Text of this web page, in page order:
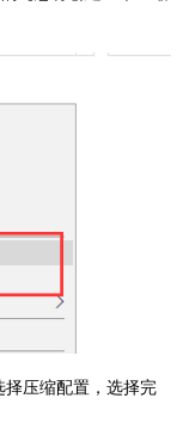
压缩配置，选择完